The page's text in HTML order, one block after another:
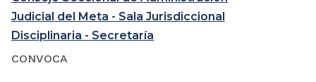
Judicial del Meta - Sala Jurisdiccional
Disciplinaria - Secretaría
CONVOCA